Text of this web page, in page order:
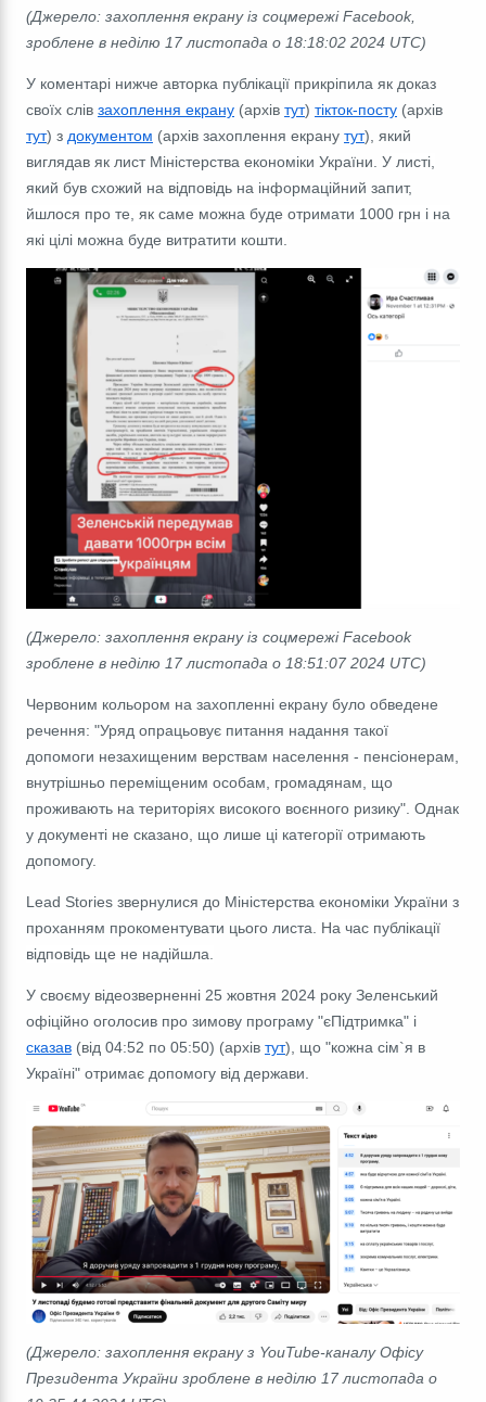
(Джерело: захоплення екрану із соцмережі Facebook,
зроблене в неділю 17 листопада о 18:18:02 2024 UTC)
У коментарі нижче авторка публікації прикріпила як доказ
своїх слів захоплення екрану (арxiв тут) тікток-посту (арxiв
тут) з документом (архів захоплення екрану тут), який
виглядав як лист Міністерства економіки України. У листі,
який був схожий на відповідь на інформаційний запит,
йшлося про те, як саме можна буде отримати 1000 грн і на
які цілі можна буде витратити кошти.
(Джерело: захоплення екрану із соцмережі Facebook
зроблене в неділю 17 листопада о 18:51:07 2024 UTC)
Червоним кольором на захопленні екрану було обведене
речення: "Уряд опрацьовує питання надання такої
допомоги незахищеним верствам населення - пенсіонерам,
внутрішньо переміщеним особам, громадянам, що
проживають на територіях високого воєнного ризику". Однак
у документі не сказано, що лише ці категорії отримають
допомогу.
Lead Stories звернулися до Міністерства економіки України з
проханням прокоментувати цього листа.
На час публікації
відповідь ще не надійшла.
У своєму відеозверненні 25 жовтня 2024 року Зеленський
офіційно оголосив про зимову програму "єПідтримка" і
сказав (від 04:52 по 05:50) (архів тут), що "кожна сім`я в
Україні" отримає допомогу від держави.
(Джерело: захоплення екрану з YouTube-каналу Офісу
Президента України зроблене в неділю 17 листопада о